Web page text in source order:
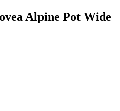
Alpine Pot Wide